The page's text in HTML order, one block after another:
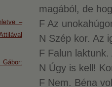
magából, de
F Az
N Szép kor. Az
F Falun
N Úgy is kell!
F Nem. Béna
–